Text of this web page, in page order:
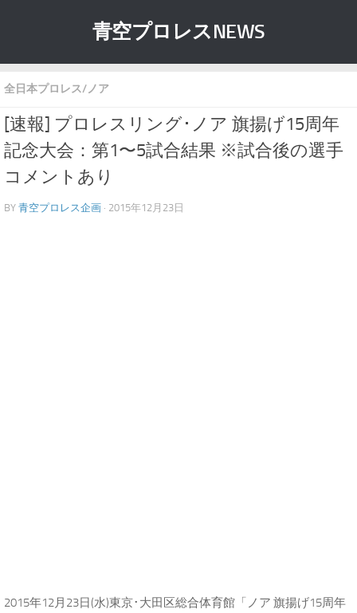
青空プロレスNEWS
全日本プロレス/ノア
[速報] プロレスリング･ノア 旗揚げ15周年
記念大会：第1〜5試合結果 ※試合後の選手
コメントあり
BY 青空プロレス企画 · 2015年12月23日
2015年12月23日(水)東京･大田区総合体育館「ノア 旗揚げ15周年